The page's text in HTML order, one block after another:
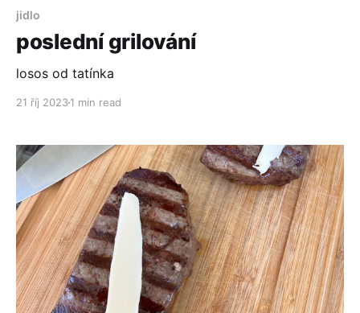
jidlo
poslední grilování
losos od tatínka
21 říj 20231 min read